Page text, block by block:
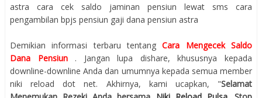
astra cara cek saldo jaminan pensiun lewat sms cara
pengambilan bpjs pensiun gaji dana pensiun astra
Demikian informasi terbaru tentangCara Mengecek Saldo
Dana Pensiun . Jangan lupa dishare, khususnya kepada
downline-downline Anda dan umumnya kepada semua member
niki reload dot net. Akhirnya, kami ucapkan, "Selamat